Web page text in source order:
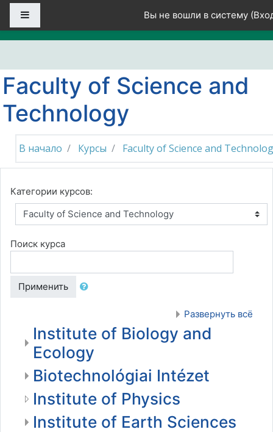
Перейти к основному содержанию
Вы не вошли в систему (
Faculty of Science and
Technology
В начало Курсы Faculty of Science and
Категории курсов:
Поиск курса
Применить
Развернуть всё
Institute of Biology and
Ecology
Biotechnológiai Intézet
Institute of Physics
Institute of Earth Sciences